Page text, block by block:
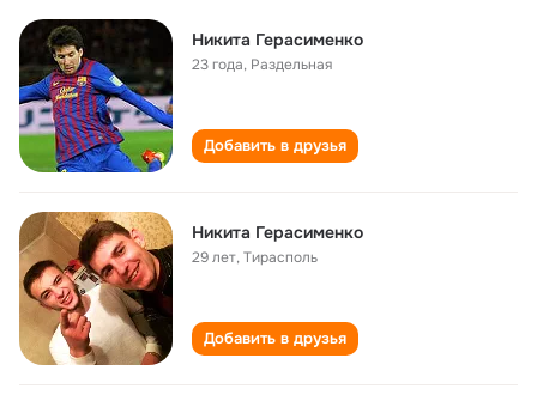
Никита Герасименко
23 года, Раздельная
Добавить в друзья
Никита Герасименко
29 лет,Тирасполь
Добавить в друзья